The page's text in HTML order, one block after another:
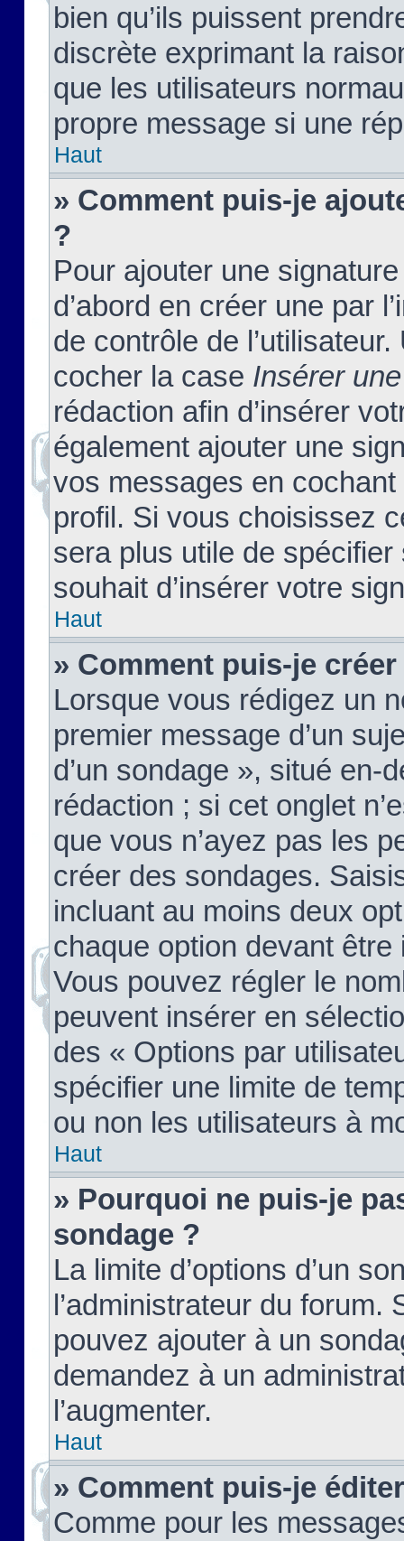
bien qu’ils puissent
discrète exprimant la
que les utilisateurs
propre message si une
Haut
» Comment puis-je
?
Pour ajouter une
d’abord en créer une par
de contrôle de
cocher la case Insérer
rédaction afin d’insérer
également ajouter une
vos messages en
profil. Si vous choisissez
sera plus utile de
souhait d’insérer votre
Haut
» Comment puis-je
Lorsque vous rédigez un
premier message d’un
d’un sondage », situé en-
rédaction ; si cet onglet
que vous n’ayez pas les
créer des sondages.
incluant au moins deux
chaque option devant
Vous pouvez régler le
peuvent insérer en
des « Options par
spécifier une limite de
ou non les utilisateurs à
Haut
» Pourquoi ne puis-je
sondage ?
La limite d’options d’un
l’administrateur du forum.
pouvez ajouter à un
demandez à un
l’augmenter.
Haut
» Comment puis-je
Comme pour les